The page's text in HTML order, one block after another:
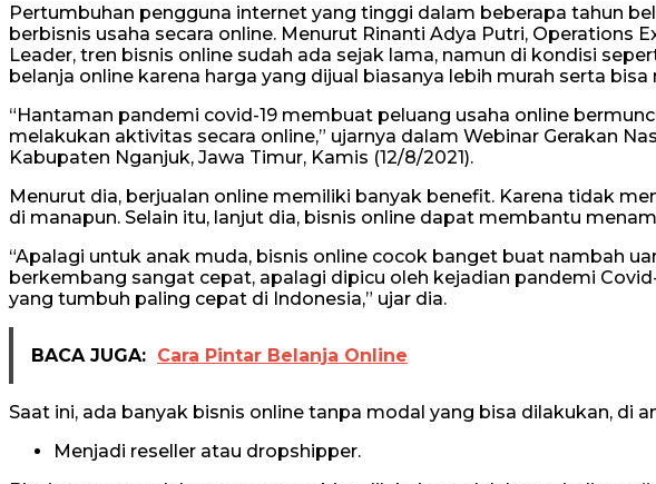
Pertumbuhan pengguna internet yang tinggi dalam beberapa tahun
berbisnis usaha secara online. Menurut Rinanti Adya Putri, Operations
Leader, tren bisnis online sudah ada sejak lama, namun di kondisi
belanja online karena harga yang dijual biasanya lebih murah serta
“Hantaman pandemi covid-19 membuat peluang usaha online
melakukan aktivitas secara online,” ujarnya dalam Webinar Gerakan
Kabupaten Nganjuk, Jawa Timur, Kamis (12/8/2021).
Menurut dia, berjualan online memiliki banyak benefit. Karena tidak
di manapun. Selain itu, lanjut dia, bisnis online dapat membantu
“Apalagi untuk anak muda, bisnis online cocok banget buat nambah
berkembang sangat cepat, apalagi dipicu oleh kejadian pandemi
yang tumbuh paling cepat di Indonesia,” ujar dia.
BACA JUGA: Cara Pintar Belanja Online
Saat ini, ada banyak bisnis online tanpa modal yang bisa dilakukan, di
Menjadi reseller atau dropshipper.